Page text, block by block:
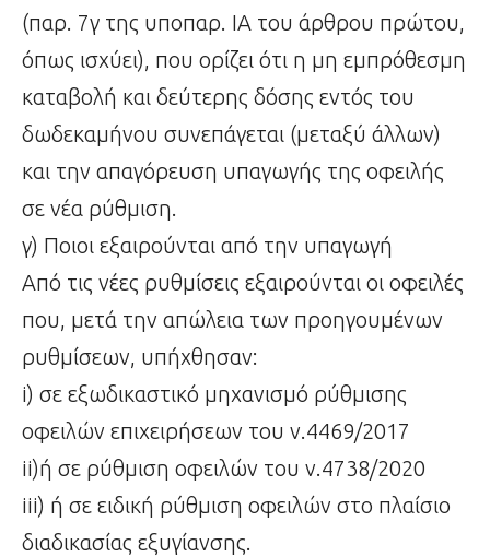
(παρ. 7γ της υποπαρ. ΙΑ του άρθρου πρώτου,
όπως ισχύει), που ορίζει ότι η μη εμπρόθεσμη
καταβολή και δεύτερης δόσης εντός του
δωδεκαμήνου συνεπάγεται (μεταξύ άλλων)
και την απαγόρευση υπαγωγής της οφειλής
σε νέα ρύθμιση.
γ) Ποιοι εξαιρούνται από την υπαγωγή
Από τις νέες ρυθμίσεις εξαιρούνται οι οφειλές
που, μετά την απώλεια των προηγουμένων
ρυθμίσεων, υπήχθησαν:
i) σε εξωδικαστικό μηχανισμό ρύθμισης
οφειλών επιχειρήσεων του ν.4469/2017
ii)ή σε ρύθμιση οφειλών του ν.4738/2020
iii) ή σε ειδική ρύθμιση οφειλών στο πλαίσιο
διαδικασίας εξυγίανσης.